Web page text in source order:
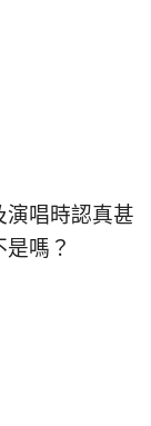
演唱時認真甚
嗎？